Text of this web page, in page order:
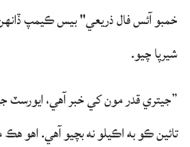
خمبو آئس فال ذريعي" بيس ڪيمپ ڏانهن
شيرپا چيو.
”جيتري قدر مون کي خبر آهي،
تائين ڪو به اڪيلو نه بچيو آهي. اهو